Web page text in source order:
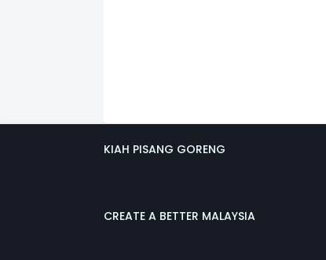
KIAH PISANG GORENG
CREATE A BETTER MALAYSIA